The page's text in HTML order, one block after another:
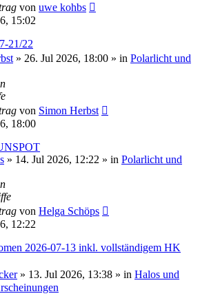
von uwe kohbs
15:02
21/22
» 26. Jul 2026, 18:00 » in Polarlicht und
von Simon Herbst
18:00
» 14. Jul 2026, 12:22 » in Polarlicht und
von Helga Schöps
12:22
2026-07-13 inkl. vollständigem HK
» 13. Jul 2026, 13:38 » in Halos und